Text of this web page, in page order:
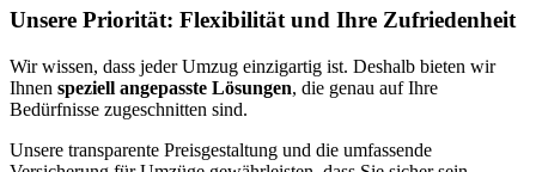
Unsere Priorität: Flexibilität und Ihre Zufriedenheit
Wir wissen, dass jeder Umzug einzigartig ist. Deshalb bieten wir
Ihnen speziell angepasste Lösungen, die genau auf Ihre
Bedürfnisse zugeschnitten sind.
Unsere transparente Preisgestaltung und die umfassende